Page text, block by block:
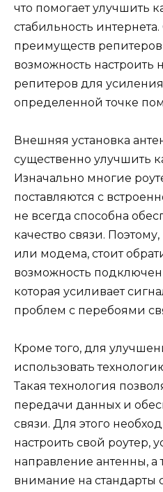
что помогает улучшить
стабильность
преимуществ
возможность настроить
репитеров для
определенной точке
Внешняя установка
существенно улучшить
Изначально многие
поставляются с
не всегда способна
качество связи.
или модема, стоит
возможность
которая усиливает
проблем с перебоями
Кроме того, для
использовать
Такая технология
передачи данных и
связи. Для этого
настроить свой роутер,
направление антенны, а
внимание на стандарты